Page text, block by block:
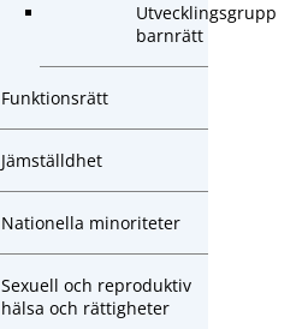
Utvecklingsgrupp
barnrätt
Funktionsrätt
Jämställdhet
Nationella minoriteter
Sexuell och reproduktiv
hälsa och rättigheter